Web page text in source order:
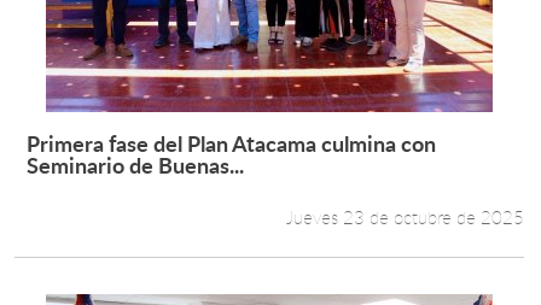
Leer más +
Primera fase del Plan Atacama culmina con
Seminario de Buenas...
Jueves 23 de octubre de 2025